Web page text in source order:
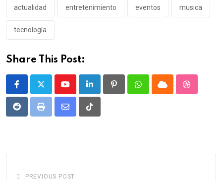
actualidad entretenimiento eventos musica
tecnología
Share This Post:
YoutubeLinkedIn PinterestWhatsappCloud
RedditPrint
Share
Tiktok
PREVIOUS POST